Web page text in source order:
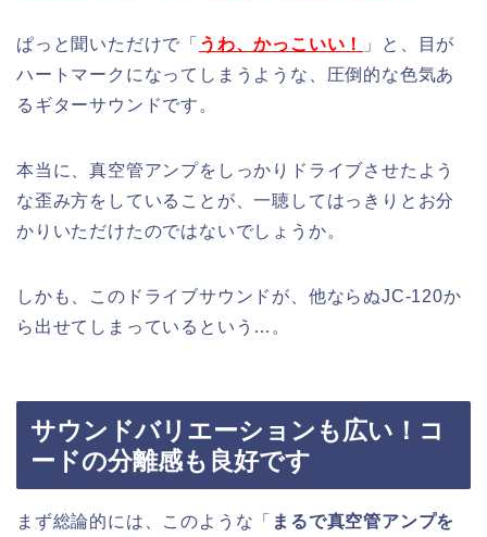
ぱっと聞いただけで「 うわ、かっこいい！
」と、目が
ハートマークになってしまうような、圧倒的な色気あ
るギターサウンドです。
本当に、真空管アンプをしっかりドライブさせたよう
な歪み方をしていることが、一聴してはっきりとお分
かりいただけたのではないでしょうか。
しかも、このドライブサウンドが、他ならぬJC-120か
ら出せてしまっているという…。
サウンドバリエーションも広い！コ
ードの分離感も良好です
まず総論的には、このような「 まるで真空管アンプを